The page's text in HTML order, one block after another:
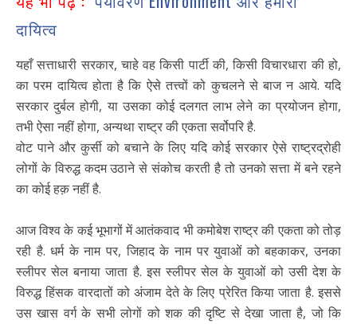
दायित्व
यहाँ सत्ताधारी सरकार, चाहे वह किसी पार्टी की, किसी विचारधारा की हो,
का परम दायित्व होता है कि ऐसे तत्त्वों को कुचलने से बाज न आये. यदि
सरकार दुर्बल होगी, या उसका कोई दलगत लाभ लेने का प्रयोजन होगा,
तभी ऐसा नहीं होगा, अन्यथा राष्ट्र की एकता सर्वोपरि है.
वोट पाने और कुर्सी को बचाने के लिए यदि कोई सरकार ऐसे राष्ट्रद्रोही
लोगों के विरुद्ध कदम उठाने से संकोच करती है तो उनको सत्ता में बने रहने
का कोई हक़ नहीं है.
आज विश्व के कई भूभागों में आतंकवाद भी कमोबेश राष्ट्र की एकता को तोड़
रही है. धर्म के नाम पर, जिहाद के नाम पर युवाओं को बहकाकर, उनका
स्लीपर सेल बनाया जाता है. इस स्लीपर सेल के युवाओं को उसी देश के
विरुद्ध हिंसक वारदातों को अंजाम देते के लिए प्रेरित किया जाता है. इससे
उस खास वर्ग के सभी लोगों को शक की दृष्टि से देखा जाता है, जो कि